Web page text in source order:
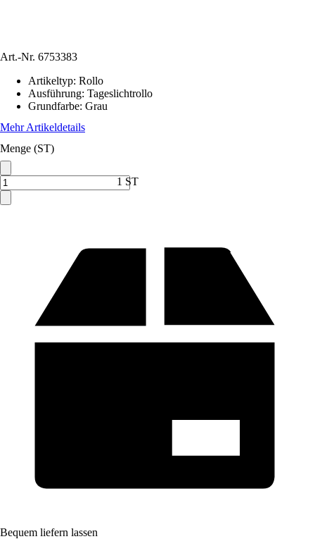
Art.-Nr. 6753383
Artikeltyp: Rollo
Ausführung: Tageslichtrollo
Grundfarbe: Grau
Mehr Artikeldetails
Menge (ST)
1 ST
Bequem liefern lassen